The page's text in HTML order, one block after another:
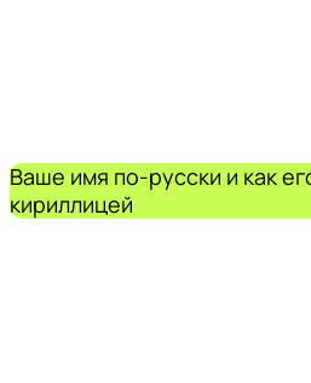
Ваше имя по-русски и как
кириллицей